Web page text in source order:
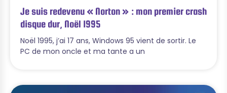
Je suis redevenu « Norton » : mon premier crash
disque dur, Noël 1995
Noël 1995, j’ai 17 ans, Windows 95 vient de sortir. Le
PC de mon oncle et ma tante a un